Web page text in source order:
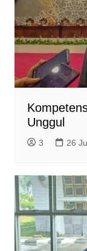
Unggul
3 26